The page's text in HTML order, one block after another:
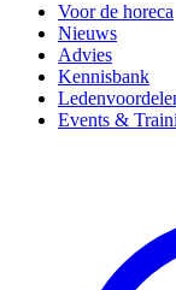
Voor de horeca
Nieuws
Advies
Kennisbank
Events &